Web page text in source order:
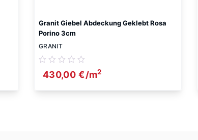
Granit Giebel Abdeckung Geklebt Rosa
Porino 3cm
GRANIT
430,00 €/m2